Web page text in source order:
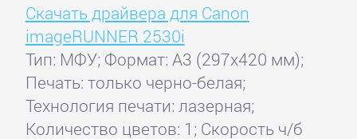
Скачать драйвера для Canon
imageRUNNER 2530i
Тип: МФУ; Формат: A3 (297x420 мм);
Печать: только черно-белая;
Технология печати: лазерная;
Количество цветов: 1; Скорость ч/б